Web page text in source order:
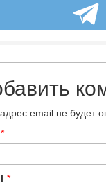
email не будет
*
*